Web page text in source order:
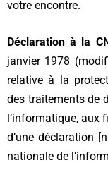
votre encontre.
Déclaration à la
janvier 1978
relative à la
des traitements de
l’informatique, aux
d’une déclaration
nationale de